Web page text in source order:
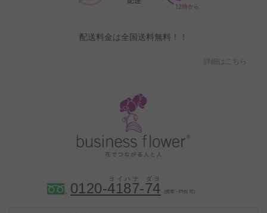
配送料金は全国送料無料！！
詳細はこちら
0120-4187-74 （携帯・PHS 可）